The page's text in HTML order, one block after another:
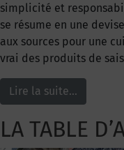
simplicité et
se résume en une
aux sources pour une
vrai des produits de
Lire la suite…
LA TABLE